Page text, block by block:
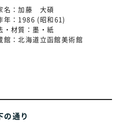
名：加藤 大碩
年： 1986 (昭和61)
・材質： 墨・紙
館：北海道立函館美術館
の通り